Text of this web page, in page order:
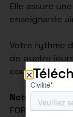
Elle assure
enseignante
Votre rythme
de quatre
cours.
Notre
FORMATION,